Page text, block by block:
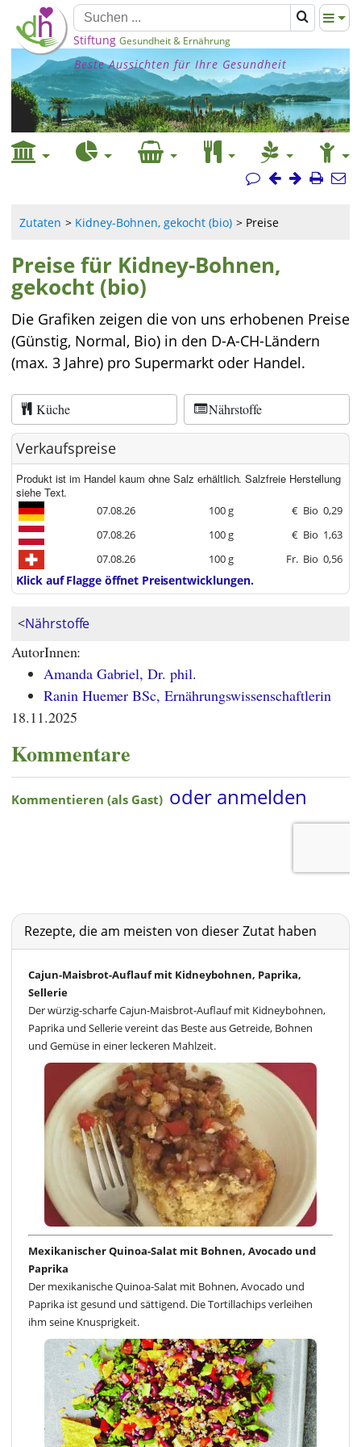
Stiftung Gesundheit & Ernährung
Beste Aussichten für Ihre Gesundheit
Zutaten Kidney-Bohnen, gekocht (bio) Preise
Preise für Kidney-Bohnen,
gekocht (bio)
Die Grafiken zeigen die von uns erhobenen Preise
(Günstig, Normal, Bio) in den D-A-CH-Ländern
(max. 3 Jahre) pro Supermarkt oder Handel.
Küche Nährstoffe
Verkaufspreise
Produkt ist im Handel kaum ohne Salz erhältlich. Salzfreie Herstellung
siehe Text.
07.08.26 100 g € Bio 0,29
07.08.26
100 g € Bio 1,63
07.08.26
100 g Fr. Bio 0,56
Klick auf Flagge öffnet Preisentwicklungen.
<Nährstoffe
AutorInnen:
Amanda Gabriel, Dr. phil.
Ranin Huemer BSc, Ernährungswissenschaftlerin
18.11.2025
Kommentare
Rezepte, die am meisten von dieser Zutat haben
Cajun-Maisbrot-Auflauf mit Kidneybohnen, Paprika,
Sellerie
Der würzig-scharfe Cajun-Maisbrot-Auflauf mit Kidneybohnen,
Paprika und Sellerie vereint das Beste aus Getreide, Bohnen
und Gemüse in einer leckeren Mahlzeit.
Mexikanischer Quinoa-Salat mit Bohnen, Avocado und
Paprika
Der mexikanische Quinoa-Salat mit Bohnen, Avocado und
Paprika ist gesund und sättigend. Die Tortillachips verleihen
ihm seine Knusprigkeit.